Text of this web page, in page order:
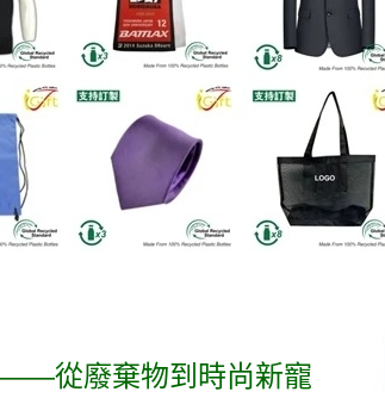
從廢棄物到時尚新寵